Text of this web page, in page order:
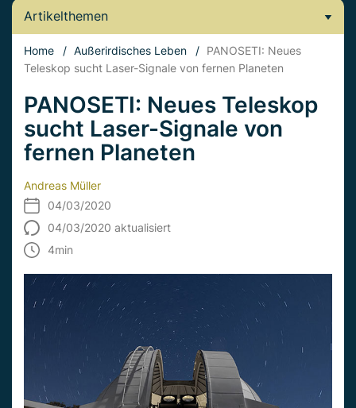
Artikelthemen
Home / Außerirdisches Leben / PANOSETI: Neues
Teleskop sucht Laser-Signale von fernen Planeten
PANOSETI: Neues Teleskop
sucht Laser-Signale von
fernen Planeten
Andreas Müller
04/03/2020
04/03/2020 aktualisiert
4min